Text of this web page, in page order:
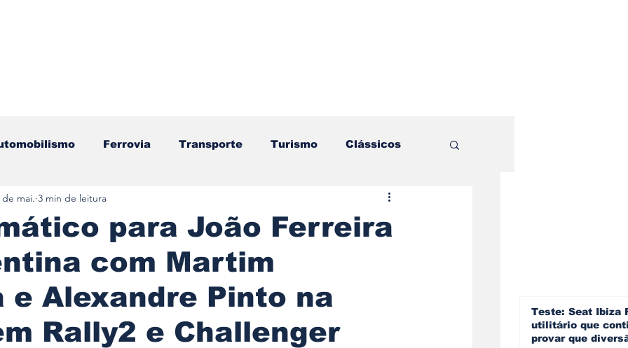
Ferrovia Transporte Turismo Clássicos
Motos Testes e Comparativos
Gastronomia Videojogos/Tecnologia
para João Ferreira
com Martim
e Alexandre Pinto na
Rally2 e Challenger
de mai. 3 min de leitura
Teste: Seat Ibiza
utilitário que
provar que